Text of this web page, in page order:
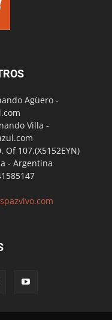
Agüero -
Villa -
Of 107.(X5152EYN)
- Argentina